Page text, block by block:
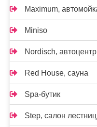
Maximum,
Miniso
Nordisch, автоцентр
Red House, сауна
Spa-бутик
Step, салон лестниц